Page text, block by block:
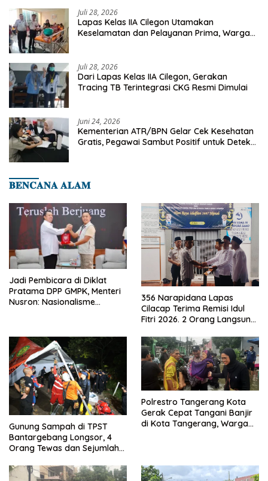
Juli 28, 2026
Lapas Kelas IIA Cilegon Utamakan
Keselamatan dan Pelayanan Prima, Warga
Juli 28, 2026
Dari Lapas Kelas IIA Cilegon, Gerakan
Tracing TB Terintegrasi CKG Resmi Dimulai
Juni 24, 2026
Kementerian ATR/BPN Gelar Cek Kesehatan
Gratis, Pegawai Sambut Positif untuk Deteksi
𝐁𝐄𝐍𝐂𝐀𝐍𝐀 𝐀𝐋𝐀𝐌
Jadi Pembicara di Diklat
Pratama DPP GMPK, Menteri
Nusron: Nasionalisme
356 Narapidana Lapas
Cilacap Terima Remisi Idul
Fitri 2026. 2 Orang Langsung
Gunung Sampah di TPST
Bantargebang Longsor, 4
Orang Tewas dan Sejumlah
Polrestro Tangerang Kota
Gerak Cepat Tangani Banjir
di Kota Tangerang, Warga